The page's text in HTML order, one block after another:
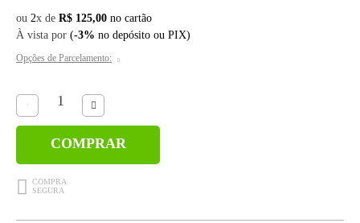
ou 2x de R$ 125,00
À vista por (-3% no depósito ou PIX)
Opções de Parcelamento:
COMPRAR